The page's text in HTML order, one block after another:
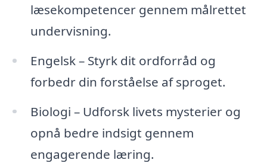
læsekompetencer gennem målrettet
undervisning.
Engelsk – Styrk dit ordforråd og
forbedr din forståelse af sproget.
Biologi – Udforsk livets mysterier og
opnå bedre indsigt gennem
engagerende læring.